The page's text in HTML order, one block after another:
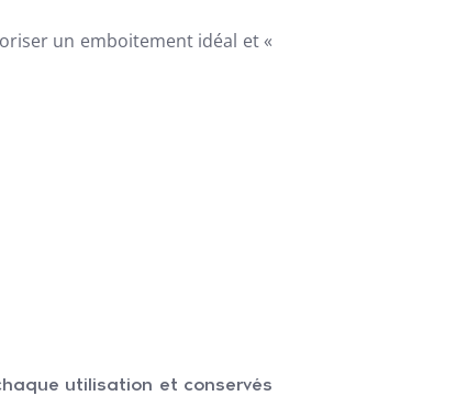
un emboitement idéal et «
utilisation et conservés